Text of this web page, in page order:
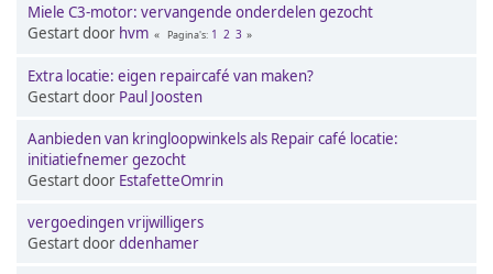
Miele C3-motor: vervangende onderdelen gezocht
Gestart door hvm Pagina's 1 2 3
Extra locatie: eigen repaircafé van maken?
Gestart door Paul Joosten
Aanbieden van kringloopwinkels als Repair café locatie:
initiatiefnemer gezocht
Gestart door EstafetteOmrin
vergoedingen vrijwilligers
Gestart doorddenhamer